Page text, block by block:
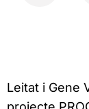
Leitat i Gene